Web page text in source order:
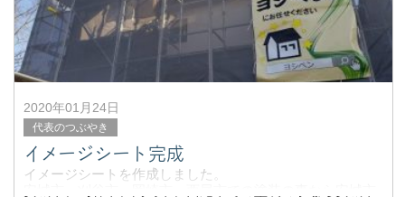
2020年01月24日
代表のつぶやき
イメージシート完成
イメージシートを作成しました。